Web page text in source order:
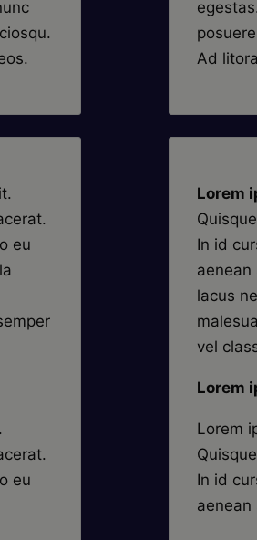
eu
eu
Ad
Lorem
In id
aenean
lacus
vel
Lorem
Lorem
In id
aenean